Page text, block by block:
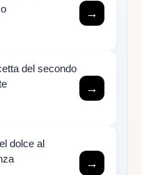
→
del secondo
→
dolce al
→